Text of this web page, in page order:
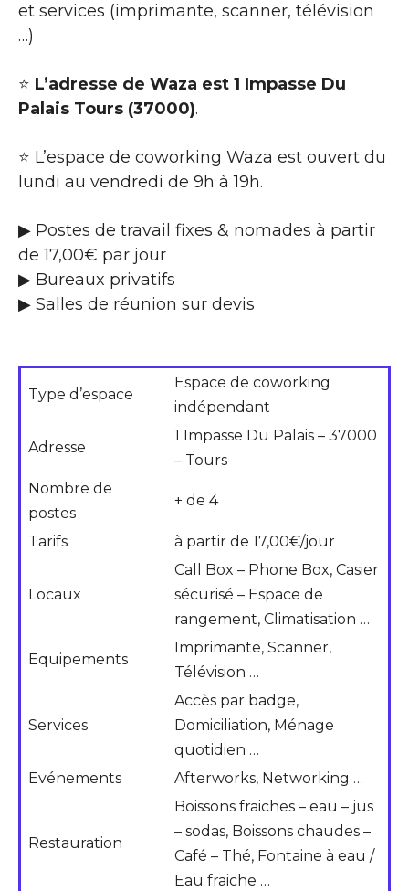
et services (imprimante, scanner, télévision
…)
⭐ L’adresse de Waza est 1 Impasse Du
Palais Tours (37000).
⭐ L’espace de coworking Waza est ouvert du
lundi au vendredi de 9h à 19h.
▶ Postes de travail fixes & nomades à partir
de 17,00€ par jour
▶ Bureaux privatifs
▶ Salles de réunion sur devis
Type d’espace
Espace de coworking
indépendant
Adresse
1 Impasse Du Palais – 37000
– Tours
Nombre de
postes
+ de 4
Tarifs à partir de 17,00€/jour
Locaux
Call Box – Phone Box, Casier
sécurisé – Espace de
rangement, Climatisation …
Equipements
Imprimante, Scanner,
Télévision …
Services
Accès par badge,
Domiciliation, Ménage
quotidien …
Evénements
Afterworks, Networking …
Restauration
Boissons fraiches – eau – jus
– sodas, Boissons chaudes –
Café – Thé, Fontaine à eau /
Eau fraiche …